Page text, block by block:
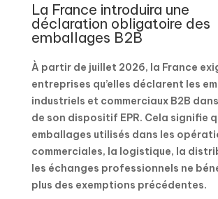
La France introduira une
déclaration obligatoire des
emballages B2B
À partir de juillet 2026, la France
entreprises qu’elles déclarent les
industriels et commerciaux B2B
de son dispositif EPR. Cela signifie
emballages utilisés dans les
commerciales, la logistique, la
les échanges professionnels ne
plus des exemptions précédentes.